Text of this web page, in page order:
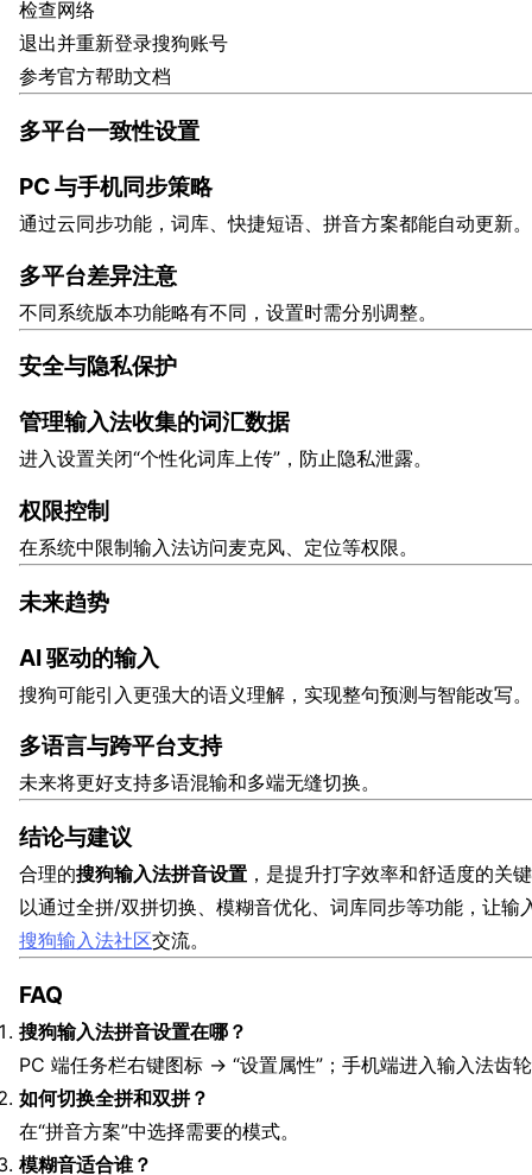
检查网络
退出并重新登录搜狗账号
参考官方帮助文档
多平台一致性设置
PC 与手机同步策略
通过云同步功能，词库、快捷短语、拼音方案都能自动更新。
多平台差异注意
不同系统版本功能略有不同，设置时需分别调整。
安全与隐私保护
管理输入法收集的词汇数据
进入设置关闭“个性化词库上传”，防止隐私泄露。
权限控制
在系统中限制输入法访问麦克风、定位等权限。
未来趋势
AI 驱动的输入
搜狗可能引入更强大的语义理解，实现整句预测与智能改写。
多语言与跨平台支持
未来将更好支持多语混输和多端无缝切换。
结论与建议
合理的搜狗输入法拼音设置 ，是提升打字效率和舒适度的关
以通过全拼/双拼切换、模糊音优化、词库同步等功能，让输
搜狗输入法社区交流。
FAQ
搜狗输入法拼音设置在哪？
PC 端任务栏右键图标 → “设置属性”；手机端进入输入法齿
如何切换全拼和双拼？
在“拼音方案”中选择需要的模式。
模糊音适合谁？